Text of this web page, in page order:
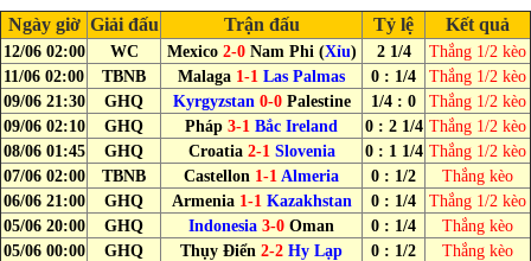
Ngày giờ Giải đấu Trận đấu Tỷ lệ Kết quả
12/06 02:00 WC Mexico 2-0 Nam Phi (Xỉu) 2 1/4
Thắng 1/2 kèo
11/06 02:00
TBNB Malaga 1-1 Las Palmas 0 : 1/4
Thắng 1/2 kèo
09/06 21:30
GHQ Kyrgyzstan 0-0Palestine 1/4 : 0
Thắng 1/2 kèo
09/06 02:10
GHQ Pháp 3-1 Bắc Ireland 0 : 2 1/4 Thắng 1/2 kèo
08/06 01:45
GHQ Croatia2-1 Slovenia 0 : 1 1/4 Thắng 1/2 kèo
07/06 02:00
TBNB Castellon 1-1 Almeria 0 : 1/2
Thắng kèo
06/06 21:00
GHQ Armenia 1-1 Kazakhstan 0 : 1/4
Thắng 1/2 kèo
05/06 20:00
GHQ Indonesia 3-0 Oman 0 : 1/4
Thắng kèo
05/06 00:00
GHQ Thụy Điển 2-2 Hy Lạp 0 : 1/2
Thắng kèo